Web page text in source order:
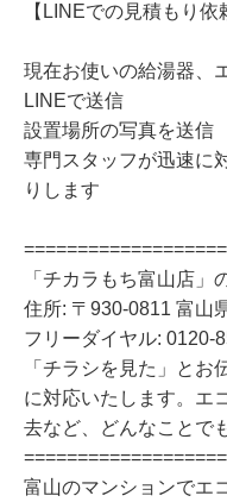
【LINEでの見積もり依
現在お使いの給湯器、
LINEで送信
設置場所の写真を送信
専門スタッフが迅速に
りします
「チカラもち富山店」
住所: 〒930-0811 富山
フリーダイヤル: 0120-
「チラシを見た」と
に対応いたします。エ
去など、どんなことで
富山のマンションでエ